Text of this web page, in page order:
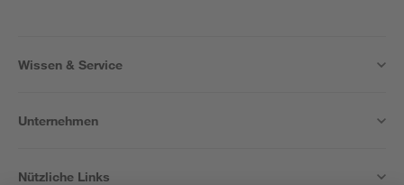
Wissen & Service
Unternehmen
Nützliche Links